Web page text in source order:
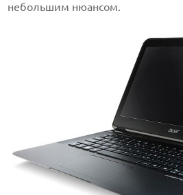
небольшим нюансом.